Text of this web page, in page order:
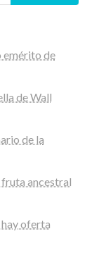
emérito de
de Wall
de la
fruta ancestral
oferta